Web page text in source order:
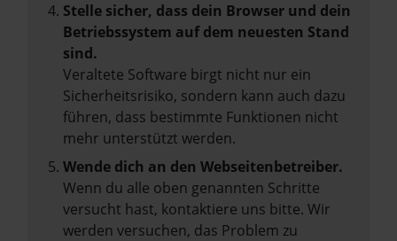
Stelle sicher, dass dein Browser und dein
Betriebssystem auf dem neuesten Stand
sind.
Veraltete Software birgt nicht nur ein
Sicherheitsrisiko, sondern kann auch dazu
führen, dass bestimmte Funktionen nicht
mehr unterstützt werden.
Wende dich an den Webseitenbetreiber.
Wenn du alle oben genannten Schritte
versucht hast, kontaktiere uns bitte. Wir
werden versuchen, das Problem zu